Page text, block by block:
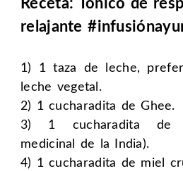
Receta: Tónico de
relajante
1) 1 taza de leche,
leche vegetal.
2) 1 cucharadita de Ghee.
3) 1 cucharadita de
medicinal de la India).
4) 1 cucharadita de miel